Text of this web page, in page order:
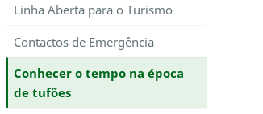
Linha Aberta para o Turismo
Contactos de Emergência
Conhecer o tempo na época
de tufões